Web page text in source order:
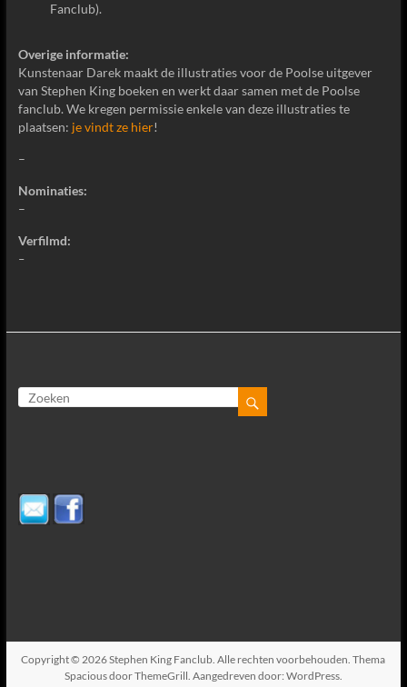
Fanclub).
Overige informatie:
Kunstenaar Darek maakt de illustraties voor de Poolse uitgever
van Stephen King boeken en werkt daar samen met de Poolse
fanclub. We kregen permissie enkele van deze illustraties te
plaatsen: je vindt ze hier!
–
Nominaties:
–
Verfilmd:
–
Copyright © 2026Stephen King Fanclub. Alle rechten voorbehouden. Thema
Spaciousdoor ThemeGrill. Aangedreven door: WordPress.